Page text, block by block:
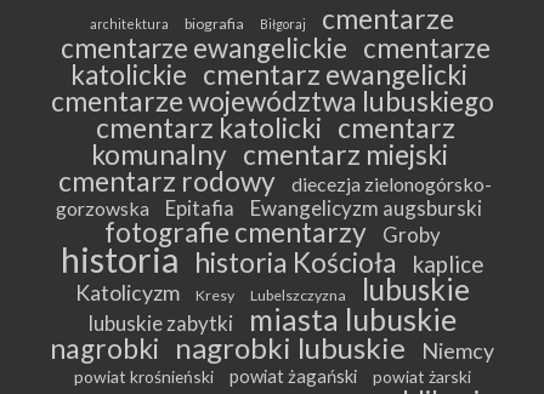
architektura biografia Biłgoraj
cmentarze
cmentarze ewangelickie cmentarze
katolickie cmentarz ewangelicki
cmentarze województwa lubuskiego
cmentarz katolicki cmentarz
komunalny cmentarz miejski
cmentarz rodowy
diecezja zielonogórsko-
gorzowska
Epitafia Ewangelicyzm augsburski
fotografie cmentarzy Groby
historia historia Kościoła kaplice
Katolicyzm Kresy Lubelszczyzna lubuskie
lubuskie zabytki miasta lubuskie
nagrobki nagrobki lubuskie Niemcy
powiat krośnieński powiat żagański powiat żarski